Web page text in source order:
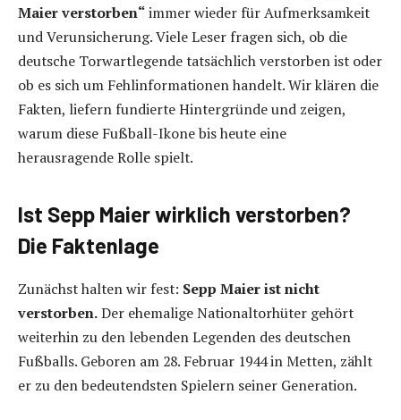
Maier verstorben“immer wieder für Aufmerksamkeit
und Verunsicherung. Viele Leser fragen sich, ob die
deutsche Torwartlegende tatsächlich verstorben ist oder
ob es sich um Fehlinformationen handelt. Wir klären die
Fakten, liefern fundierte Hintergründe und zeigen,
warum diese Fußball-Ikone bis heute eine
herausragende Rolle spielt.
Ist Sepp Maier wirklich verstorben?
Die Faktenlage
Zunächst halten wir fest: Sepp Maier ist nicht
verstorben.Der ehemalige Nationaltorhüter gehört
weiterhin zu den lebenden Legenden des deutschen
Fußballs. Geboren am 28. Februar 1944 in Metten, zählt
er zu den bedeutendsten Spielern seiner Generation.